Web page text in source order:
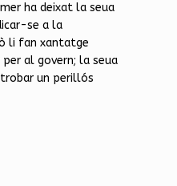
ha deixat la seua
se a la
li fan xantatge
al govern; la seua
un perillós